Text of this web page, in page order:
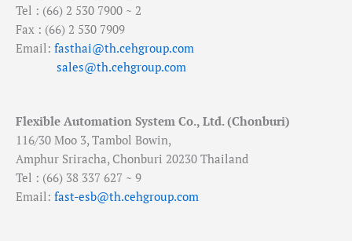
Tel : (66) 2 530 7900 ~ 2
Fax : (66) 2 530 7909
Email: fasthai@th.cehgroup.com
sales@th.cehgroup.com
Flexible Automation System Co., Ltd. (Chonburi)
116/30 Moo 3, Tambol Bowin,
Amphur Sriracha, Chonburi 20230 Thailand
Tel : (66) 38 337 627 ~ 9
Email: fast-esb@th.cehgroup.com